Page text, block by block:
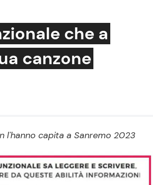
Cucina e Ricette
Le Ricette in TV
Ricette Facili e Veloci
che a
canzone
l'hanno capita a Sanremo 2023